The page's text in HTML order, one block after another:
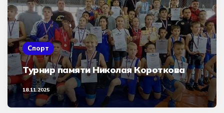
Спорт
Турнир памяти Николая Короткова
18.11.2025